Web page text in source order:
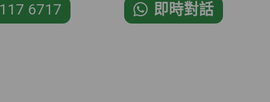
6717 即時對話